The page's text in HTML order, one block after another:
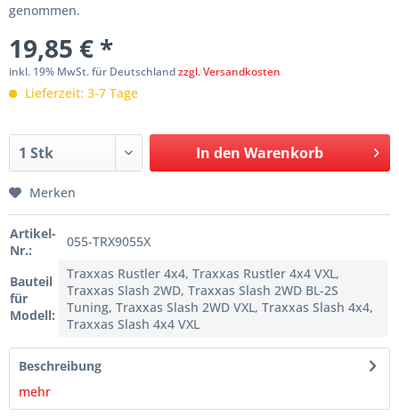
genommen.
19,85 € *
inkl. 19% MwSt. für Deutschlandzzgl. Versandkosten
Lieferzeit: 3-7 Tage
In den Warenkorb
Merken
Artikel-
Nr.:
055-TRX9055X
Bauteil
für
Modell:
Traxxas Rustler 4x4, Traxxas Rustler 4x4 VXL,
Traxxas Slash 2WD, Traxxas Slash 2WD BL-2S
Tuning, Traxxas Slash 2WD VXL, Traxxas Slash 4x4,
Traxxas Slash 4x4 VXL
Beschreibung
mehr